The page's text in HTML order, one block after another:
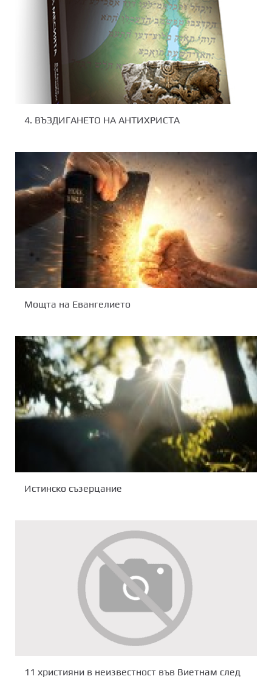
4. ВЪЗДИГАНЕТО НА АНТИХРИСТА
Мощта на Евангелието
Истинско съзерцание
11 християни в неизвестност във Виетнам след